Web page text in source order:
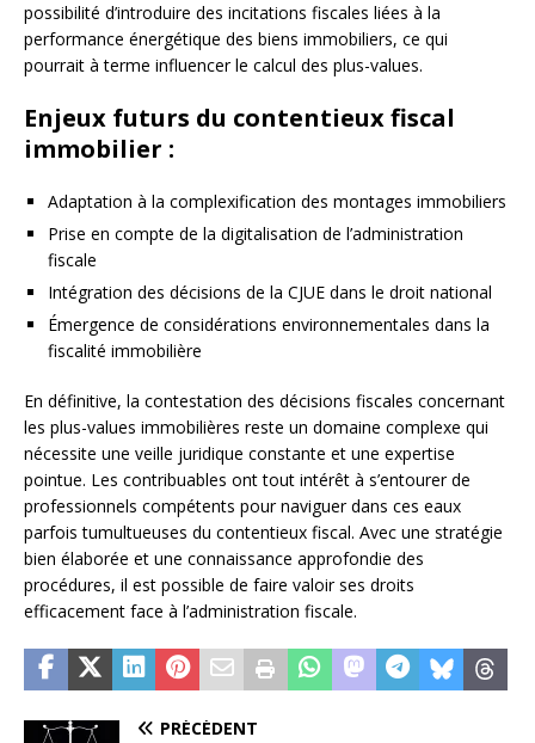
possibilité d’introduire des incitations fiscales liées à la
performance énergétique des biens immobiliers, ce qui
pourrait à terme influencer le calcul des plus-values.
Enjeux futurs du contentieux fiscal
immobilier :
Adaptation à la complexification des montages immobiliers
Prise en compte de la digitalisation de l’administration
fiscale
Intégration des décisions de la CJUE dans le droit national
Émergence de considérations environnementales dans la
fiscalité immobilière
En définitive, la contestation des décisions fiscales concernant
les plus-values immobilières reste un domaine complexe qui
nécessite une veille juridique constante et une expertise
pointue. Les contribuables ont tout intérêt à s’entourer de
professionnels compétents pour naviguer dans ces eaux
parfois tumultueuses du contentieux fiscal. Avec une stratégie
bien élaborée et une connaissance approfondie des
procédures, il est possible de faire valoir ses droits
efficacement face à l’administration fiscale.
PRÉCÉDENT